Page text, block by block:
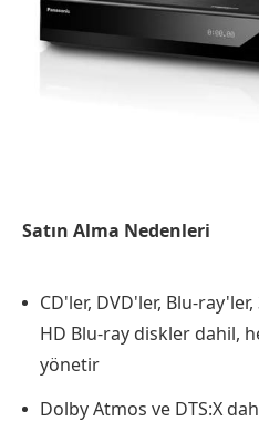
Satın Alma Nedenleri
CD'ler, DVD'ler, Blu-
HD Blu-ray diskler dahil,
yönetir
Dolby Atmos ve DTS:X